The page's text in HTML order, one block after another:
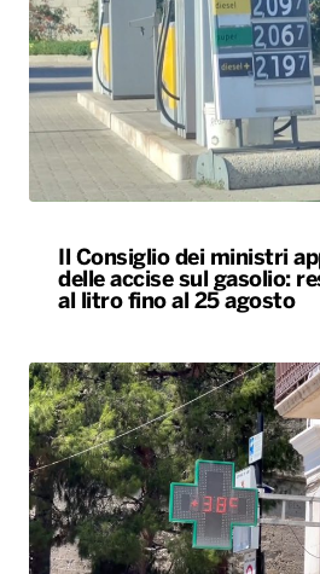
Il Consiglio dei ministri
delle accise sul gasolio:
al litro fino al 25 agosto